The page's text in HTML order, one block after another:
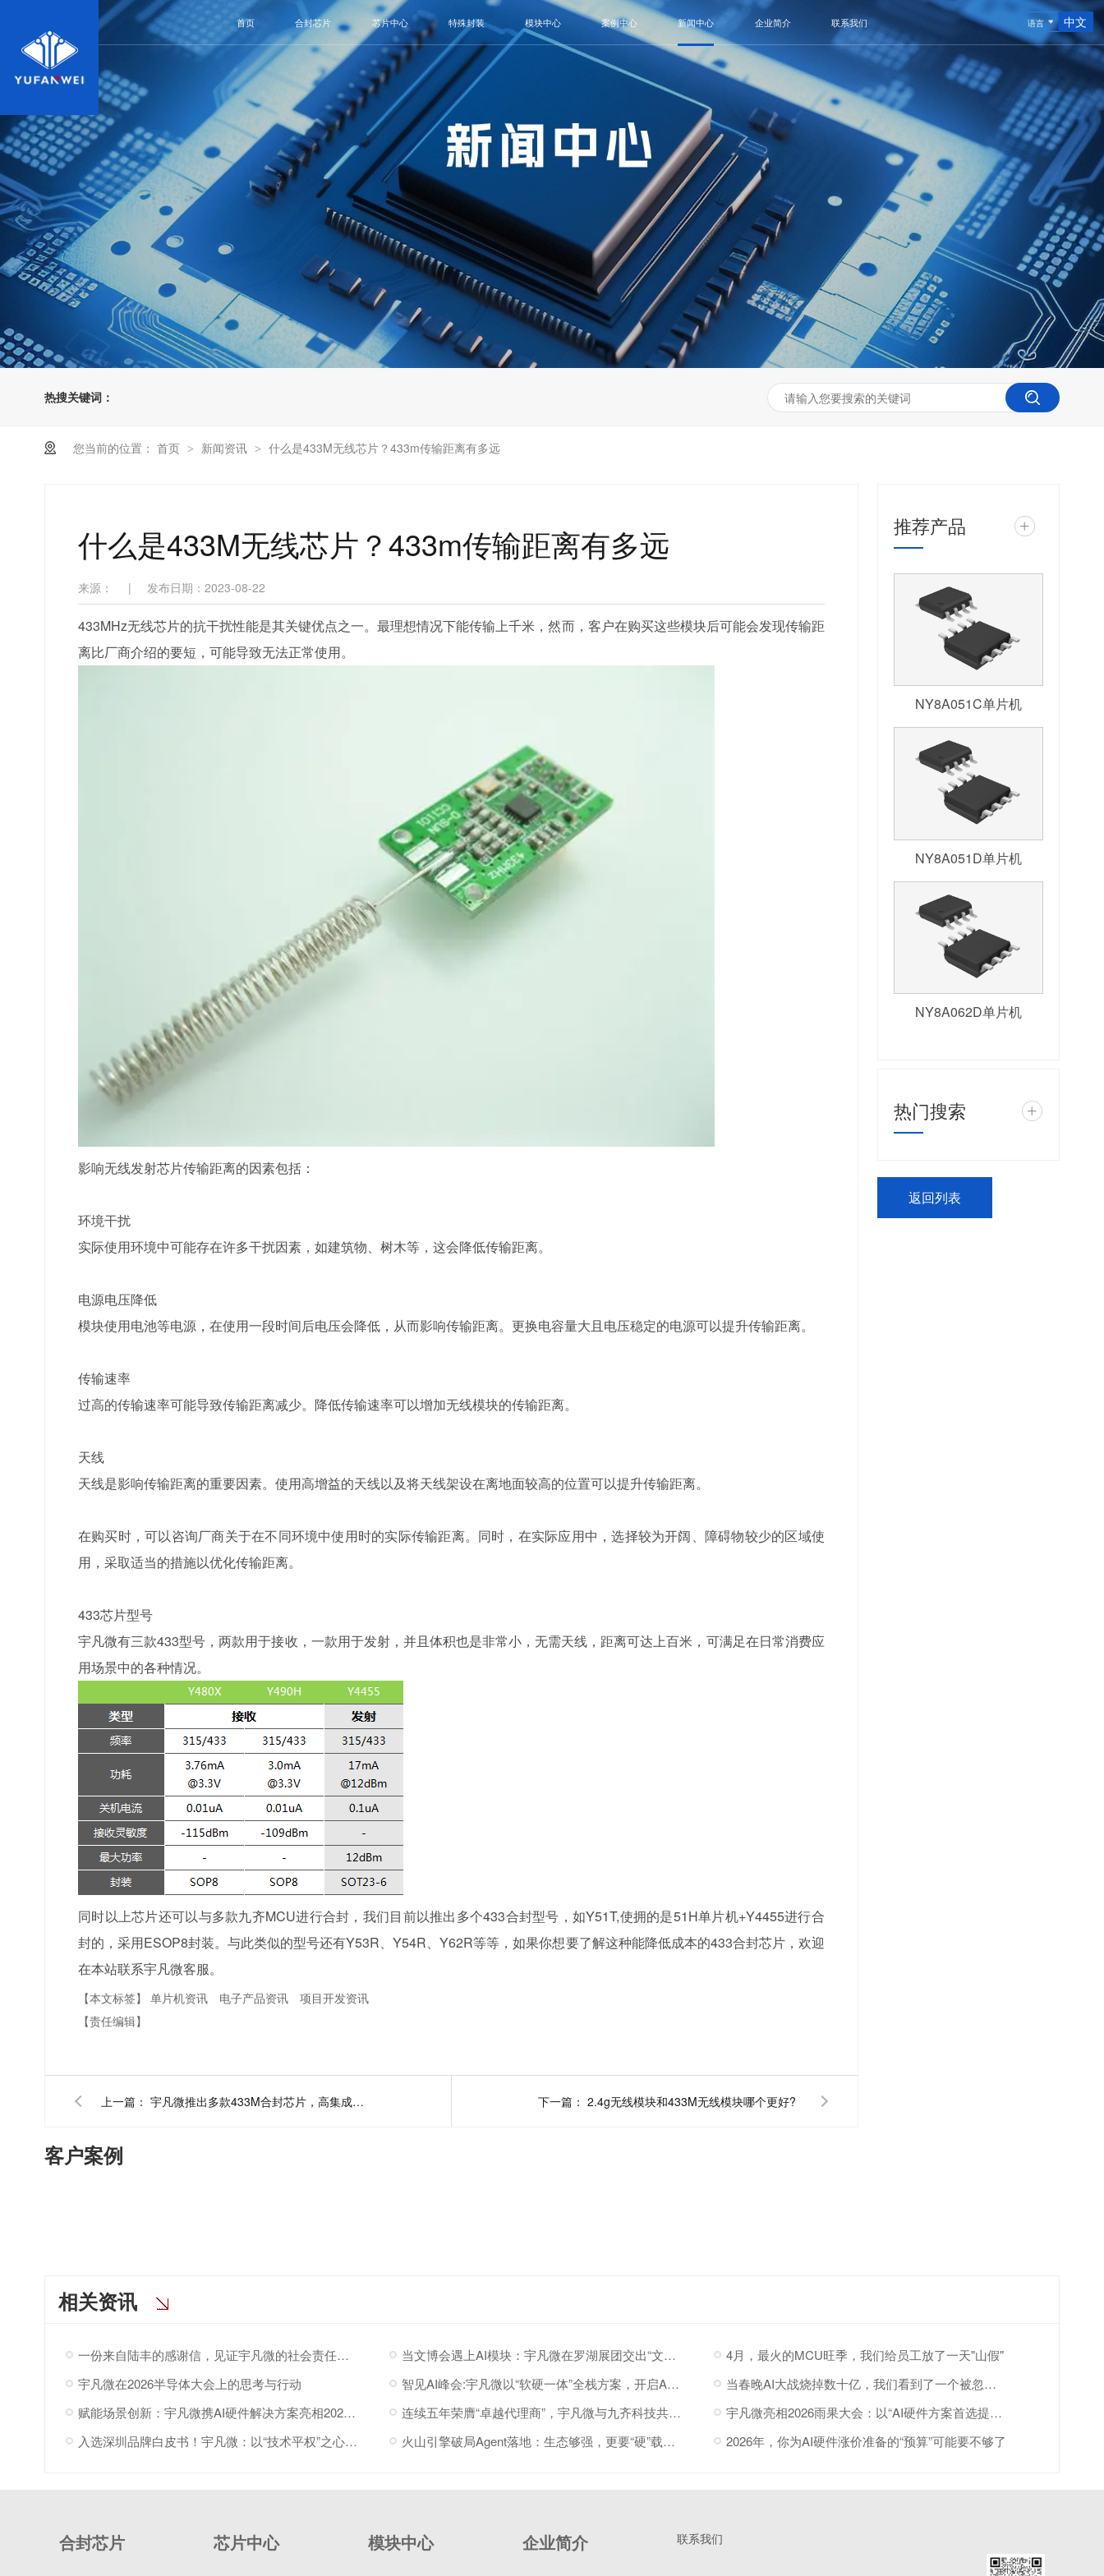
语言 中文
首页 合封芯片 芯片中心 特殊封装 模块中心 案例中心 新闻中心 企业简介 联系我们
热搜关键词：
您当前的位置： 首页 > 新闻资讯 > 什么是433M无线芯片？433m传输距离有多远
什么是433M无线芯片？433m传输距离有多远
来源： | 发布日期：2023-08-22
433MHz无线芯片的抗干扰性能是其关键优点之一。最理想情况下能传输上千米，然而，客户在购买这些模块后可能会发现传输距
离比厂商介绍的要短，可能导致无法正常使用。
影响无线发射芯片传输距离的因素包括：
环境干扰
实际使用环境中可能存在许多干扰因素，如建筑物、树木等，这会降低传输距离。
电源电压降低
模块使用电池等电源，在使用一段时间后电压会降低，从而影响传输距离。更换电容量大且电压稳定的电源可以提升传输距离。
传输速率
过高的传输速率可能导致传输距离减少。降低传输速率可以增加无线模块的传输距离。
天线
天线是影响传输距离的重要因素。使用高增益的天线以及将天线架设在离地面较高的位置可以提升传输距离。
在购买时，可以咨询厂商关于在不同环境中使用时的实际传输距离。同时，在实际应用中，选择较为开阔、障碍物较少的区域使
用，采取适当的措施以优化传输距离。
433芯片型号
宇凡微有三款433型号，两款用于接收，一款用于发射，并且体积也是非常小，无需天线，距离可达上百米，可满足在日常消费应
用场景中的各种情况。
同时以上芯片还可以与多款九齐MCU进行合封，我们目前以推出多个433合封型号，如Y51T,使拥的是51H单片机+Y4455进行合
封的，采用ESOP8封装。与此类似的型号还有Y53R、Y54R、Y62R等等，如果你想要了解这种能降低成本的433合封芯片，欢迎
在本站联系宇凡微客服。
【本文标签】单片机资讯 电子产品资讯
项目开发资讯
【责任编辑】
上一篇： 宇凡微推出多款433M合封芯片，高集成省面积433M内置MCU 下一篇： 2.4g无线模块和433M无线模块哪个更好?
推荐产品 +
NY8A051C单片机
NY8A051D单片机
NY8A062D单片机
热门搜索 +
返回列表
客户案例
相关资讯
一份来自陆丰的感谢信，见证宇凡微的社会责任之路 当文博会遇上AI模块：宇凡微在罗湖展团交出“文化+科技”新答卷
4月，最火的MCU旺季，我们给员工放了一天"山假"
宇凡微在2026半导体大会上的思考与行动
智见AI峰会:宇凡微以“软硬一体”全栈方案，开启AI硬件落地加速度
当春晚AI大战烧掉数十亿，我们看到了一个被忽视的真相
赋能场景创新：宇凡微携AI硬件解决方案亮相2026“深港同心·罗湖创景”场景创新大会!
连续五年荣膺“卓越代理商”，宇凡微与九齐科技共赴新程
宇凡微亮相2026雨果大会：以“AI硬件方案首选提供商”赋能跨境出海
入选深圳品牌白皮书！宇凡微：以“技术平权”之心，与深圳共赴AI
火山引擎破局Agent落地：生态够强，更要“硬”载体托底 2026年，你为AI硬件涨价准备的“预算”可能要不够了
合封芯片 芯片中心 模块中心 企业简介 联系我们